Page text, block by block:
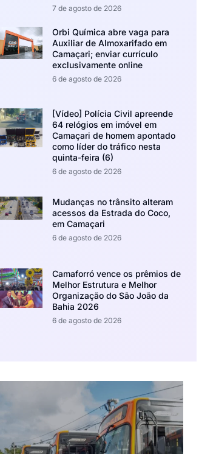
7 de agosto de 2026
Orbi Química abre vaga para
Auxiliar de Almoxarifado em
Camaçari; enviar currículo
exclusivamente online
6 de agosto de 2026
[Vídeo] Polícia Civil apreende
64 relógios em imóvel em
Camaçari de homem apontado
como líder do tráfico nesta
quinta-feira (6)
6 de agosto de 2026
Mudanças no trânsito alteram
acessos da Estrada do Coco,
em Camaçari
6 de agosto de 2026
Camaforró vence os prêmios de
Melhor Estrutura e Melhor
Organização do São João da
Bahia 2026
6 de agosto de 2026